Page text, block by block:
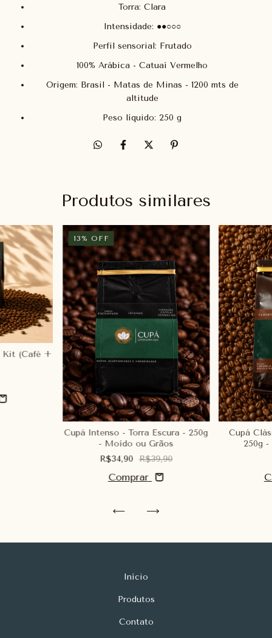
Torra: Clara
Intensidade: ●●○○○
Perfil sensorial: Frutado
100% Arábica - Catuaí Vermelho
Origem: Brasil - Matas de Minas - 1200 mts de
altitude
Peso líquido: 250 g
Produtos similares
Kit (Café +
13 % OFF
Cupá Intenso - Torra Escura - 250g
- Moído ou Grãos
R$34,90 R$39,90
Comprar
Cupá
250g
Início
Produtos
Contato